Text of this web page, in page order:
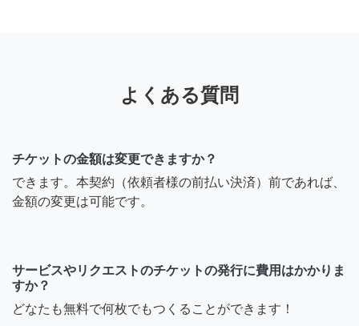
よくある質問
チケットの金額は変更できますか？
できます。本契約（依頼者様の前払い決済）前であれば、
金額の変更は可能です。
サービスやリクエストのチケットの発行に費用はかかりま
すか？
どなたも無料で何枚でもつくることができます！